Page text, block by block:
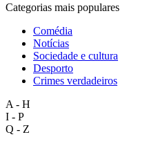
Categorias mais populares
Comédia
Notícias
Sociedade e cultura
Desporto
Crimes verdadeiros
A - H
I - P
Q - Z